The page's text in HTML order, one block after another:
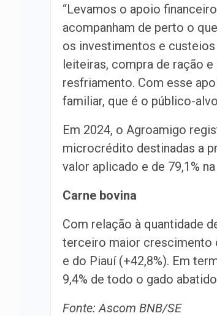
“Levamos o apoio
acompanham de perto o
os investimentos e
leiteiras, compra de ração
resfriamento. Com esse
familiar, que é o público-
Em 2024, o Agroamigo
microcrédito destinadas a
valor aplicado e de 79,1%
Carne bovina
Com relação à quantidade
terceiro maior crescimento
e do Piauí (+42,8%). Em
9,4% de todo o gado
Fonte: Ascom BNB/SE